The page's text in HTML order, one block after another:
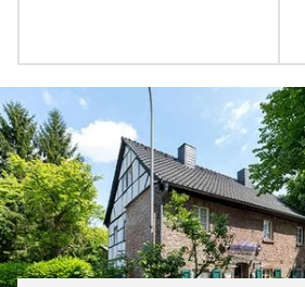
Abdichtung von innen